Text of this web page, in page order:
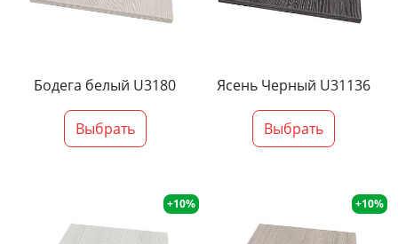
Бодега белый U3180
Выбрать
Ясень Черный U31136
Выбрать
+10% +10%